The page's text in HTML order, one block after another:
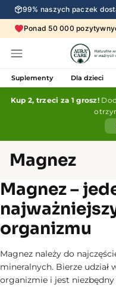
99% naszych paczek
Ponad 50 000
Suplementy Dla dzieci
Kup 2, trzeci za 1 grosz!
Magnez
Magnez –
organizmu
Magnez należy do
mineralnych. Bierze udział
organizmie i jest